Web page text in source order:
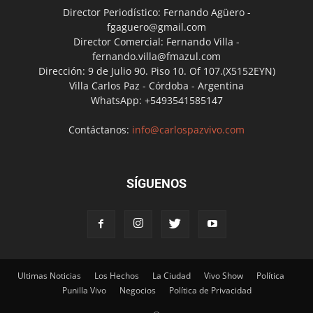
Director Periodístico: Fernando Agüero -
fgaguero@gmail.com
Director Comercial: Fernando Villa -
fernando.villa@fmazul.com
Dirección: 9 de Julio 90. Piso 10. Of 107.(X5152EYN)
Villa Carlos Paz - Córdoba - Argentina
WhatsApp: +5493541585147
Contáctanos: info@carlospazvivo.com
SÍGUENOS
Ultimas Noticias Los Hechos La Ciudad Vivo Show
Política
Punilla Vivo
Negocios Política de Privacidad